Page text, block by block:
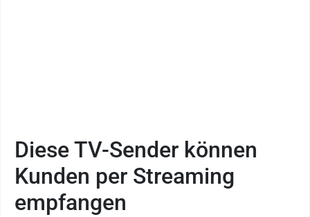
Diese TV-Sender können
Kunden per Streaming
empfangen